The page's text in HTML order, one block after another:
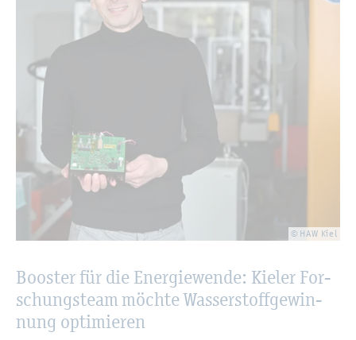
© HAW Kiel
Boos­ter für die En­er­gie­wen­de: Kie­ler For­
schungs­team möch­te Was­ser­stoff­ge­win­
nung op­ti­mie­ren